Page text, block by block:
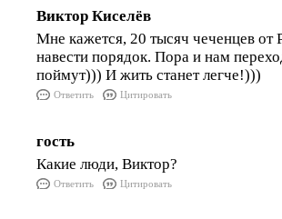
Виктор Киселёв
Мне кажется, 20 тысяч чеченцев
навести порядок. Пора и нам
поймут))) И жить станет легче!)))
Ответить Цитировать
гость
Какие люди, Виктор?
Ответить Цитировать